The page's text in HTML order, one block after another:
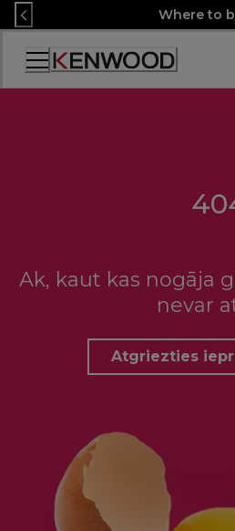
Skip
to
Content
Where to
Accessibility
Statement
Ak, kaut kas nogāja
nevar
Atgriezties